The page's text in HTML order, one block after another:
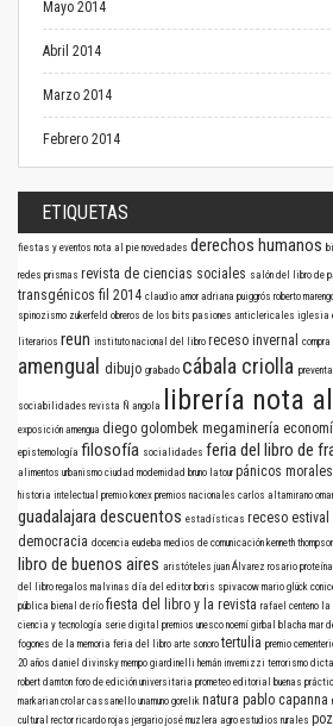
Mayo 2014
Abril 2014
Marzo 2014
Febrero 2014
ETIQUETAS
fiestas y eventos nota al pie novedades derechos humanos
redes prismas revista de ciencias sociales salón del libro de
transgénicos fil 2014 claudio amor adriana puiggrós roberto
spinozismo zukerfeld obreros de los bits pasiones anticlericales iglesia
literarios reun instituto nacional del libro receso invernal
amengual
dibujo grabado cábala criolla preventa
sociabilidades revista Ñ angola librería nota
exposición amengua diego golombek megaminería
epistemología filosofía socialidades feria del libro de
alimentos urbanismo ciudad modernidad bruno latour pánicos morales
historia intelectual premio konex premios nacionales carlos altamirano
guadalajaradescuentos estadísticas receso estival
democracia docencia eudeba medios de comunicación kenneth thompson
libro de buenos aires aristóteles juan Álvarez rosario
del libro regalos malvinas día del editor boris spivacow mario glück
pública bienal de río fiesta del libro y la revista rafael centeno
ciencia y tecnología serie digital premios unesco noemí girbal blacha mar
fogones de la memoria feria del libro arte sonoro tertulia premio
20 años daniel divinsky mempo giardinelli hernán invernizzi terrorismo
robert darnton foro de edición universitaria prometeo editorial buenas
markarian crolar cassanello unamuno gorelik natura pablo capanna
cultural rector ricardo rojas jergario josé muzlera agro estudios rurales